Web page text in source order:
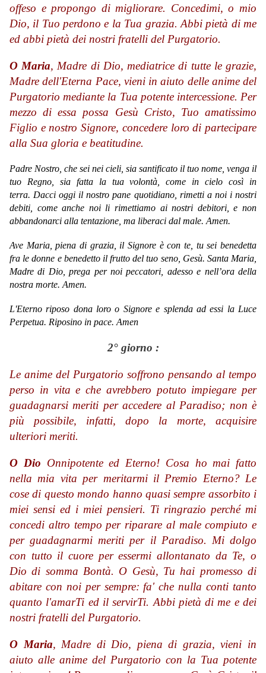
offeso e propongo di migliorare. Concedimi, o mio
Dio, il Tuo perdono e la Tua grazia. Abbi pietà di me
ed abbi pietà dei nostri fratelli del Purgatorio.
O Maria, Madre di Dio, mediatrice di tutte le grazie,
Madre dell'Eterna Pace, vieni in aiuto delle anime del
Purgatorio mediante la Tua potente intercessione. Per
mezzo di essa possa Gesù Cristo, Tuo amatissimo
Figlio e nostro Signore, concedere loro di partecipare
alla Sua gloria e beatitudine.
Padre Nostro, che sei nei cieli, sia santificato il tuo nome, venga il
tuo Regno, sia fatta la tua volontà, come in cielo così in
terra. Dacci oggi il nostro pane quotidiano, rimetti a noi i nostri
debiti, come anche noi li rimettiamo ai nostri debitori, e non
abbandonarci alla tentazione, ma liberaci dal male. Amen.
Ave Maria,piena di grazia, il Signore è con te, tu sei benedetta
fra le donne e benedetto il frutto del tuo seno, Gesù. Santa Maria,
Madre di Dio,prega per noi peccatori, adesso e nell’ora della
nostra morte. Amen.
L'Eterno riposo dona loro o Signore e splenda ad essi la Luce
Perpetua. Riposino in pace. Amen
2° giorno :
Le anime del Purgatorio soffrono pensando al tempo
perso in vita e che avrebbero potuto impiegare per
guadagnarsi meriti per accedere al Paradiso; non è
più possibile, infatti, dopo la morte, acquisire
ulteriori meriti.
O Dio Onnipotente ed Eterno! Cosa ho mai fatto
nella mia vita per meritarmi il Premio Eterno? Le
cose di questo mondo hanno quasi sempre assorbito i
miei sensi ed i miei pensieri. Ti ringrazio perché mi
concedi altro tempo per riparare al male compiuto e
per guadagnarmi meriti per il Paradiso. Mi dolgo
con tutto il cuore per essermi allontanato da Te, o
Dio di somma Bontà. O Gesù, Tu hai promesso di
abitare con noi per sempre: fa' che nulla conti tanto
quanto l'amarTi ed il servirTi. Abbi pietà di me e dei
nostri fratelli del Purgatorio.
O Maria, Madre di Dio, piena di grazia, vieni in
aiuto alle anime del Purgatorio con la Tua potente